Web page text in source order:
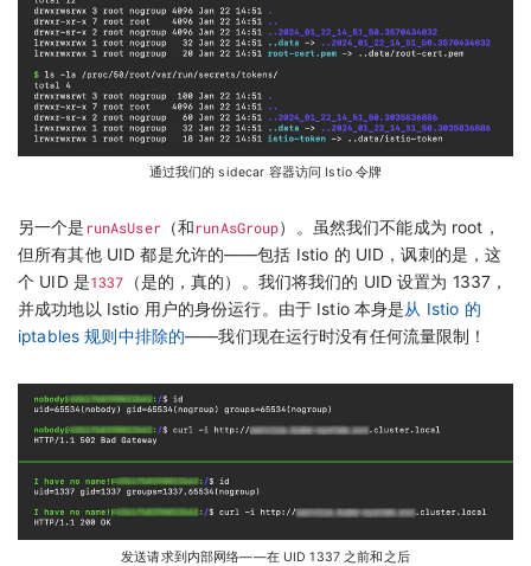
通过我们的 sidecar 容器访问 Istio 令牌
另一个是 runAsUser（和runAsGroup）。虽然我们不能成为 root，
但所有其他 UID 都是允许的——包括 Istio 的 UID，讽刺的是，这
个 UID 是1337 （是的，真的）。我们将我们的 UID 设置为 1337，
并成功地以 Istio 用户的身份运行。由于 Istio 本身是从 Istio 的
iptables 规则中排除的——我们现在运行时没有任何流量限制！
发送请求到内部网络——在 UID 1337 之前和之后